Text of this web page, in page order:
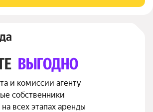
ВЫГОДНО
и комиссии агенту
собственники
всех этапах аренды